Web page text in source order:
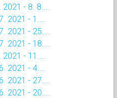
- 8. 8....
2021 - 1....
2021 - 25....
2021 - 18....
- 11....
2021 - 4....
2021 - 27....
2021 - 20....